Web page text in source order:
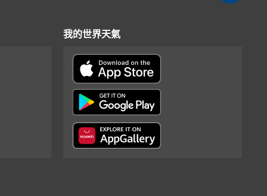
我的世界天氣